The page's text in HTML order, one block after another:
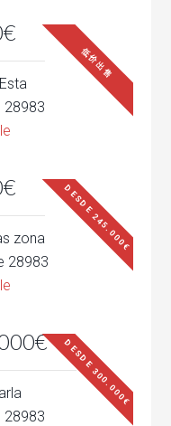
低价出售
28983
DESDE 245.000€
zona
28983
DESDE 300.000€
28983